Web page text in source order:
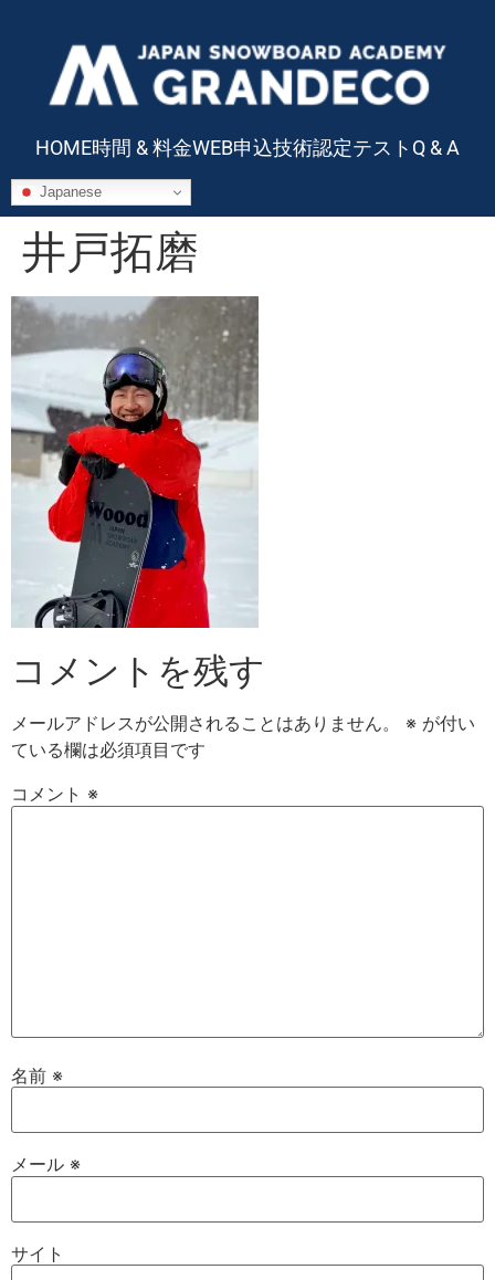
HOME時間 & 料金WEB申込技術認定テスト Q & A
Japanese
井戸拓磨
コメントを残す
メールアドレスが公開されることはありません。 ※ が付い
ている欄は必須項目です
コメント ※
名前 ※
メール ※
サイト